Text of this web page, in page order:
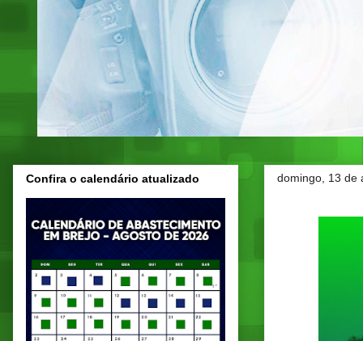
domingo, 13 de
Confira o calendário atualizado